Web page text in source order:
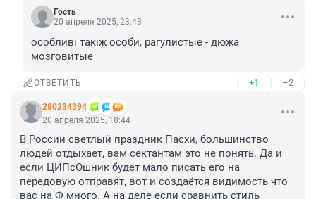
Гость
20 апреля 2025, 23:43
особливi такiж особи, рагулистые - дюжа
мозговитые
ОТВЕТИТЬ +1 –2
280234394
20 апреля 2025, 18:44
В России светлый праздник Пасхи, большинство
людей отдыхает, вам сектантам это не понять. Да и
если ЦИПсОшник будет мало писать его на
передовую отправят, вот и создаётся видимость что
вас на Ф много. А на деле если сравнить стиль